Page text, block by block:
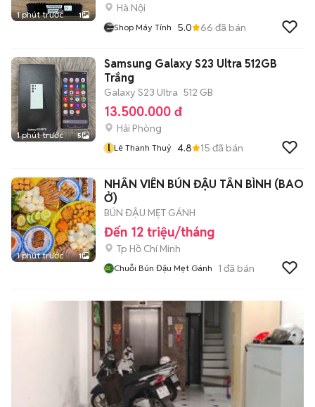
1 phút trước 1
Hà Nội
Shop Máy Tính 5.0 66 đã bán
1 phút trước 5
Samsung Galaxy S23 Ultra 512GB
Trắng
Galaxy S23 Ultra 512 GB
13.500.000 đ
Hải Phòng
l Lê Thanh Thuỷ 4.8 15 đã bán
1 phút trước 1
NHÂN VIÊN BÚN ĐẬU TÂN BÌNH (BAO
Ở)
BÚN ĐẬU MẸT GÁNH
Đến 12 triệu/tháng
Tp Hồ Chí Minh
Chuỗi Bún Đậu Mẹt Gánh 1 đã bán